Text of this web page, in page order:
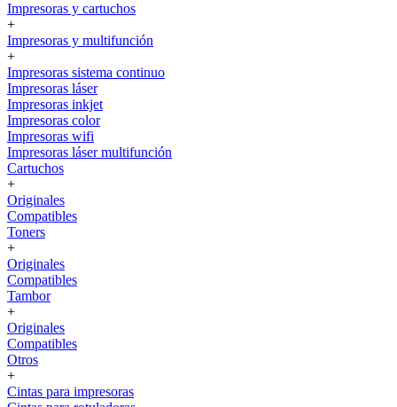
Impresoras y cartuchos
+
Impresoras y multifunción
+
Impresoras sistema continuo
Impresoras láser
Impresoras inkjet
Impresoras color
Impresoras wifi
Impresoras láser multifunción
Cartuchos
+
Originales
Compatibles
Toners
+
Originales
Compatibles
Tambor
+
Originales
Compatibles
Otros
+
Cintas para impresoras